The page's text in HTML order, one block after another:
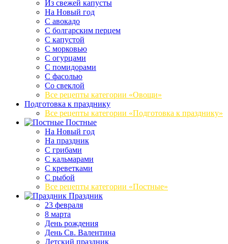
Из свежей капусты
На Новый год
С авокадо
С болгарским перцем
С капустой
С морковью
С огурцами
С помидорами
С фасолью
Со свеклой
Все рецепты категории «Овощи»
Подготовка к празднику
Все рецепты категории «Подготовка к празднику»
Постные
На Новый год
На праздник
С грибами
С кальмарами
С креветками
С рыбой
Все рецепты категории «Постные»
Праздник
23 февраля
8 марта
День рождения
День Св. Валентина
Детский праздник